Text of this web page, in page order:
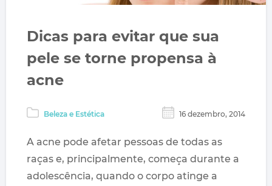
Dicas para evitar que sua
pele se torne propensa à
acne
Beleza e Estética 16 dezembro, 2014
A acne pode afetar pessoas de todas as
raças e, principalmente, começa durante a
adolescência, quando o corpo atinge a